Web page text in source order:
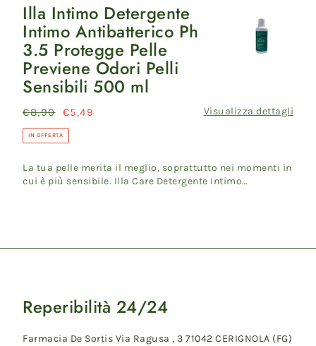
Illa
Intimo
Detergente
Intimo
Antibatterico
3.5
Protegge
Previene
Odori
Illa Intimo Detergente
Intimo Antibatterico Ph
3.5 Protegge Pelle
Previene Odori Pelli
Sensibili 500 ml
Prezzo
di
€8,90 Prezzo
scontato
€5,49
IN OFFERTA
Visualizza dettagli
La tua pelle merita il meglio, soprattutto nei momenti in
cui è più sensibile. Illa Care Detergente Intimo
Reperibilità 24/24
Farmacia De Sortis Via Ragusa , 3 71042 CERIGNOLA (FG)